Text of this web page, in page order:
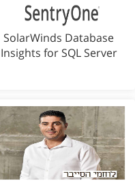
SolarWinds Database
Insights for SQL Server